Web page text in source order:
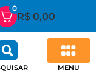
0
R$ 0,00
MENU